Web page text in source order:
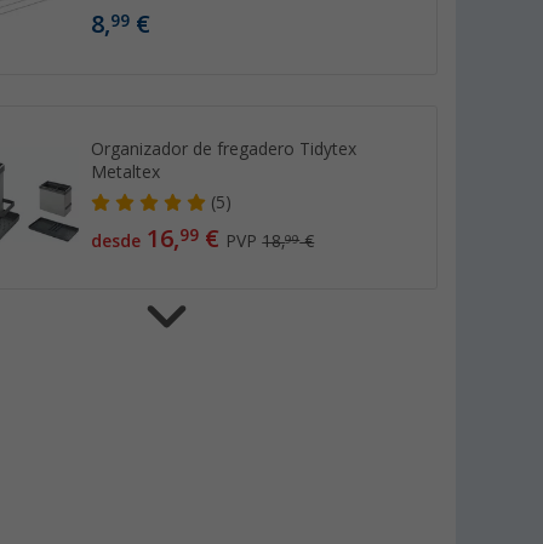
8,99 €
Organizador de fregadero Tidytex
Metaltex
(5)
desde 16,99 € PVP18,99€